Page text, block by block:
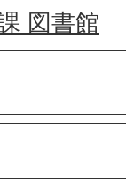
図書館